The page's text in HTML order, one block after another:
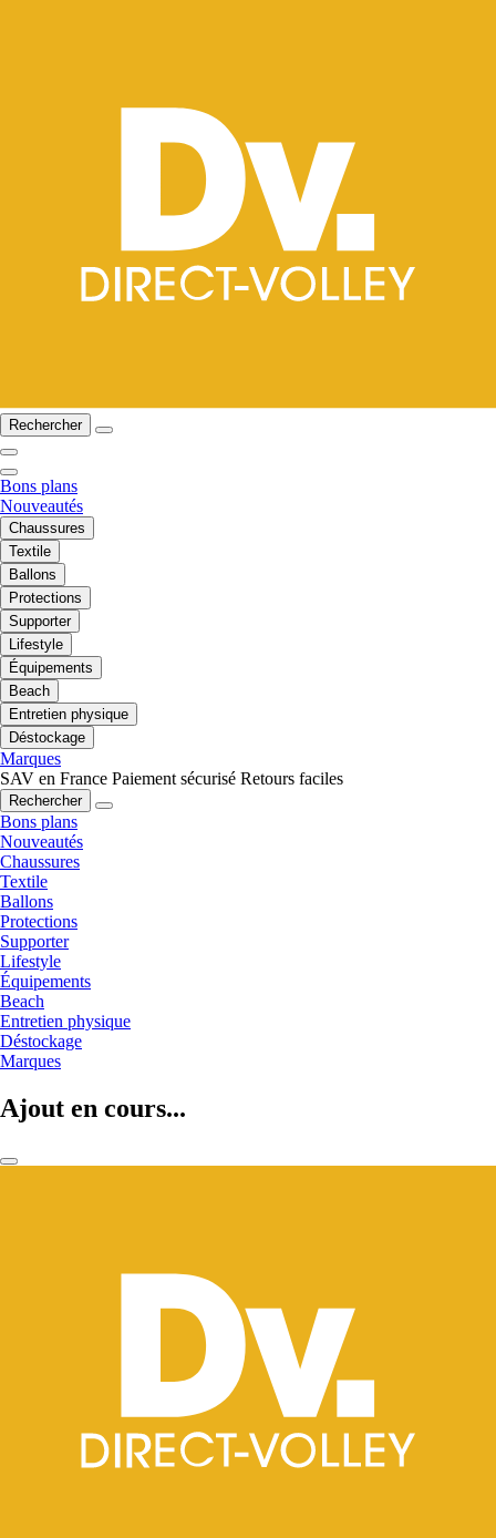
Rechercher
Bons plans
Nouveautés
Chaussures
Textile
Ballons
Protections
Supporter
Lifestyle
Équipements
Beach
Entretien physique
Déstockage
Marques
SAV en France Paiement sécurisé Retours faciles
Rechercher
Bons plans
Nouveautés
Chaussures
Textile
Ballons
Protections
Supporter
Lifestyle
Équipements
Beach
Entretien physique
Déstockage
Marques
Ajout en cours...